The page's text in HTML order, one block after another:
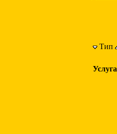
Тип
Услуга